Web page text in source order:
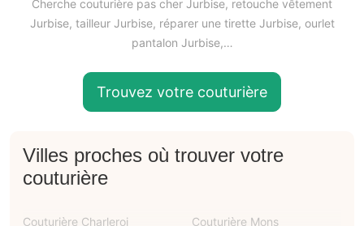
Cherche couturière pas cher Jurbise, retouche vêtement
Jurbise, tailleur Jurbise, réparer une tirette Jurbise, ourlet
pantalon Jurbise,…
Trouvez votre couturière
Villes proches où trouver votre
couturière
Couturière Charleroi
Couturière Mons